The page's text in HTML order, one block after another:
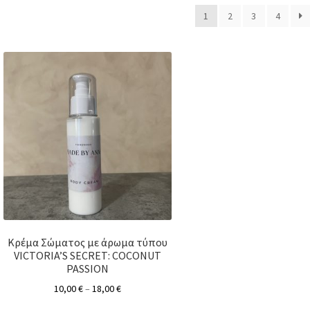
1 2 3 4
Κρέμα Σώματος με άρωμα τύπου
VICTORIA’S SECRET: COCONUT
PASSION
10,00€– 18,00€